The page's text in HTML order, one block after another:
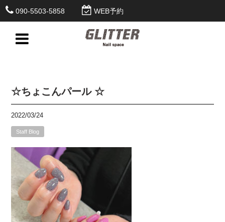
090-5503-5858 WEB予約
☆ちょこんパール ☆
2022/03/24
Staff Blog